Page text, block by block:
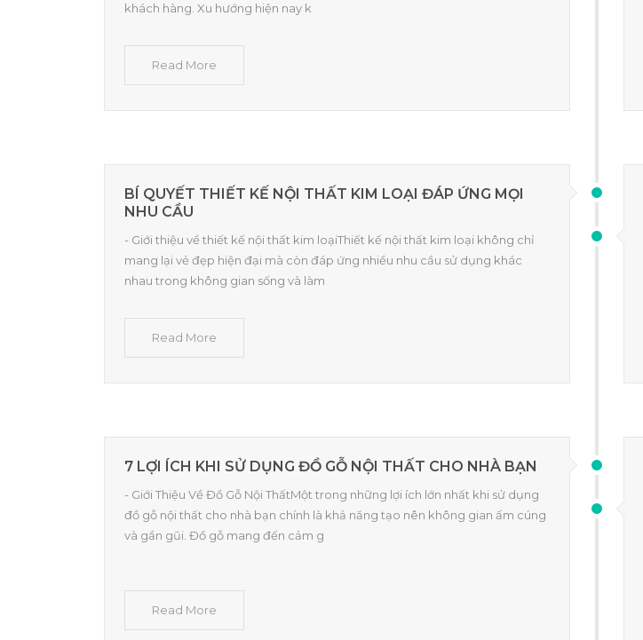
khách hàng. Xu hướng hiện nay k
Read More
BÍ QUYẾT THIẾT KẾ NỘI THẤT KIM LOẠI ĐÁP ỨNG MỌI
NHU CẦU
- Giới thiệu về thiết kế nội thất kim loạiThiết kế nội thất kim loại không chỉ
mang lại vẻ đẹp hiện đại mà còn đáp ứng nhiều nhu cầu sử dụng khác
nhau trong không gian sống và làm
Read More
7 LỢI ÍCH KHI SỬ DỤNG ĐỒ GỖ NỘI THẤT CHO NHÀ BẠN
- Giới Thiệu Về Đồ Gỗ Nội ThấtMột trong những lợi ích lớn nhất khi sử dụng
đồ gỗ nội thất cho nhà bạn chính là khả năng tạo nên không gian ấm cúng
và gần gũi. Đồ gỗ mang đến cảm g
Read More